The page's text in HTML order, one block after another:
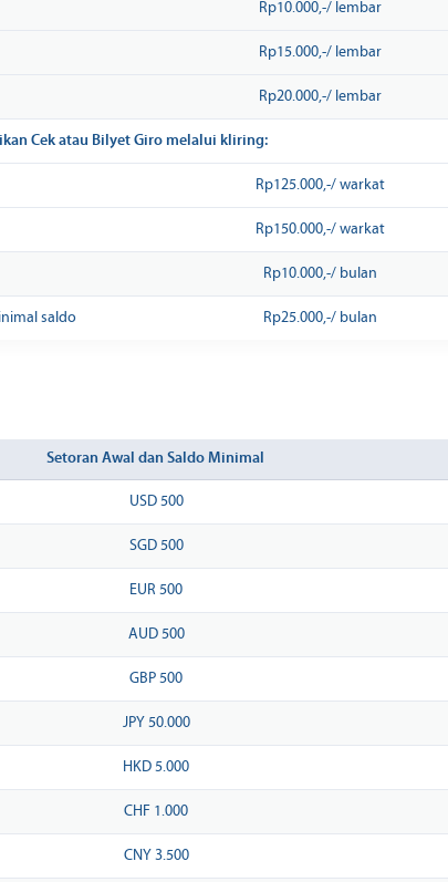
Rp10.000,-/ lembar
Rp15.000,-/ lembar
Rp20.000,-/ lembar
Cek atau Bilyet Giro melalui kliring:
Rp125.000,-/ warkat
Rp150.000,-/ warkat
Rp10.000,-/ bulan
saldo Rp25.000,-/ bulan
Setoran Awal dan Saldo Minimal
USD 500
SGD 500
EUR 500
AUD 500
GBP 500
JPY 50.000
HKD 5.000
CHF 1.000
CNY 3.500